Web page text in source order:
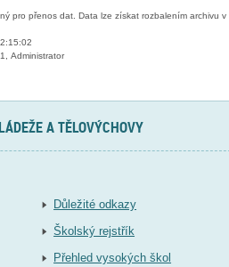
pro přenos dat. Data lze získat rozbalením archivu
Administrator
A TĚLOVÝCHOVY
Důležité odkazy
Školský rejstřík
Přehled vysokých škol